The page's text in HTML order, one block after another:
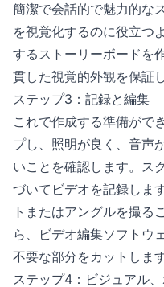
簡潔で会話的で魅力的な
を視覚化するのに役立つ
するストーリーボードを
貫した視覚的外観を保証
ステップ3：記録と編集
これで作成する準備がで
プし、照明が良く、音声
いことを確認します。ス
づいてビデオを記録しま
トまたはアングルを撮る
ら、ビデオ編集ソフトウ
不要な部分をカットします
ステップ4：ビジュアル